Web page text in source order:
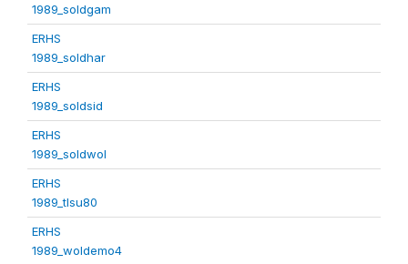
1989_soldgam
ERHS
1989_soldhar
ERHS
1989_soldsid
ERHS
1989_soldwol
ERHS
1989_tlsu80
ERHS
1989_woldemo4